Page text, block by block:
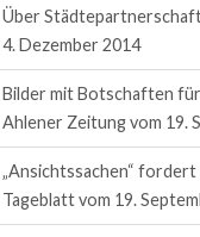
Über
4. Dezember 2014
Bilder mit Botschaften
Ahlener Zeitung vom 19.
„Ansichtssachen“
Tageblatt vom 19.